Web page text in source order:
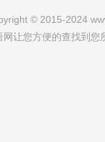
© 2015-2024
让您方便的查找到您